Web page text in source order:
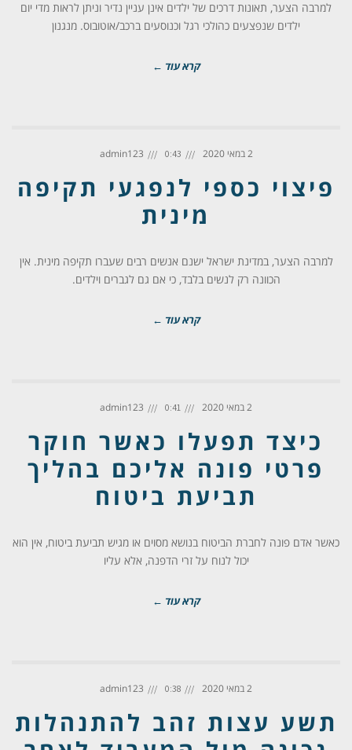
למרבה הצער, תאונות דרכים של ילדים אינן עניין נדיר וניתן לראות מדי יום
ילדים שנפצעים כהולכי רגל וכנוסעים ברכב/אוטובוס. מנגנון
קרא עוד ←
2 במאי 2020 0:43
admin123
פיצוי כספי לנפגעי תקיפה
מינית
למרבה הצער, במדינת ישראל ישנם אנשים רבים שעברו תקיפה מינית. אין
הכוונה רק לנשים בלבד, כי אם גם לגברים וילדים.
קרא עוד ←
2 במאי 2020 0:41
admin123
כיצד תפעלו כאשר חוקר
פרטי פונה אליכם בהליך
תביעת ביטוח
כאשר אדם פונה לחברת הביטוח בנושא מסוים או מגיש תביעת ביטוח, אין הוא
יכול לנוח על זרי הדפנה, אלא עליו
קרא עוד ←
2 במאי 2020 0:38
admin123
תשע עצות זהב להתנהלות